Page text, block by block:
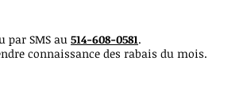
par SMS au 514-608-0581.
connaissance des rabais du mois.